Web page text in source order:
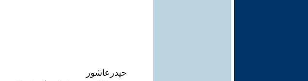
حيدرعاشور